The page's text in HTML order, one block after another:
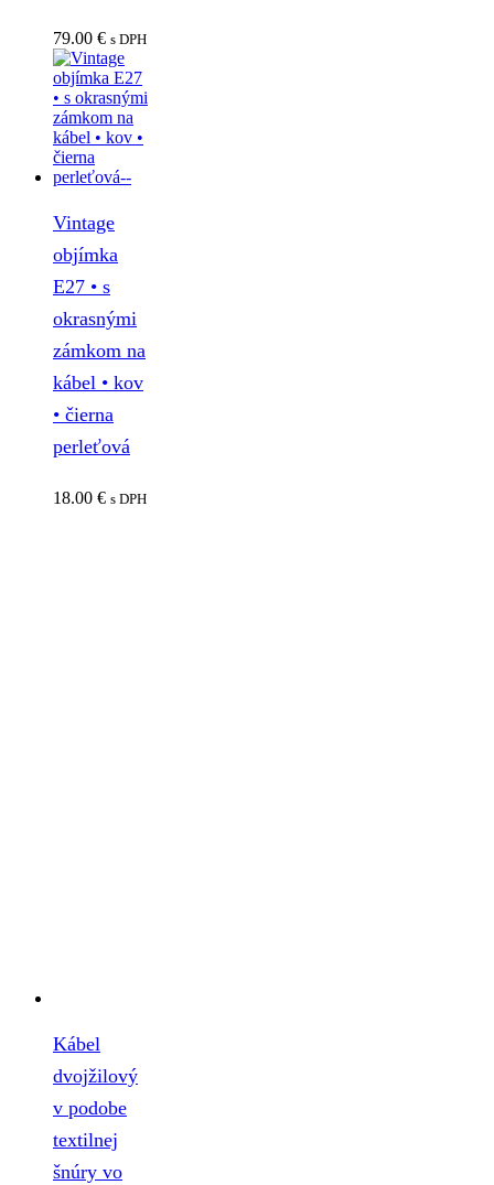
79.00 € s DPH
Vintage
objímka
E27 • s
okrasnými
zámkom na
kábel • kov
• čierna
perleťová
18.00 € s DPH
Kábel
dvojžilový
v podobe
textilnej
šnúry vo